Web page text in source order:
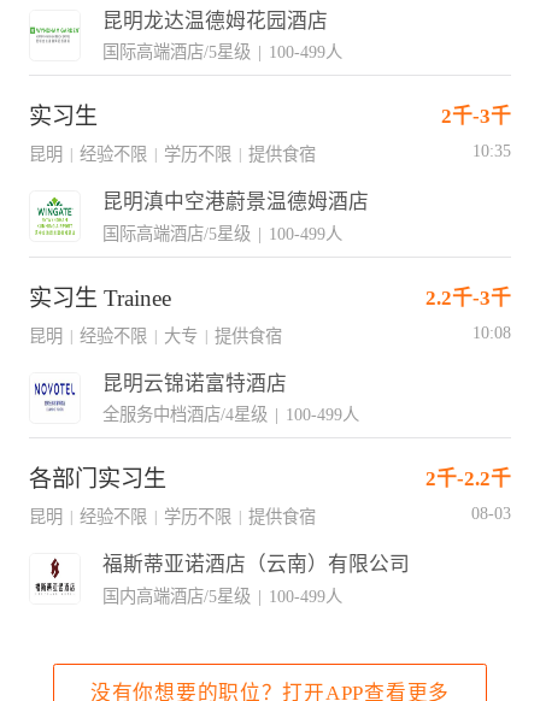
昆明龙达温德姆花园酒店
国际高端酒店/5星级 | 100-499人
实习生 2千-3千
昆明 经验不限 学历不限 提供食宿 10:35
昆明滇中空港蔚景温德姆酒店
国际高端酒店/5星级 | 100-499人
实习生 Trainee 2.2千-3千
昆明 | 经验不限 | 大专 | 提供食宿 10:08
昆明云锦诺富特酒店
全服务中档酒店/4星级 | 100-499人
各部门实习生 2千-2.2千
昆明 经验不限 学历不限 提供食宿 08-03
福斯蒂亚诺酒店（云南）有限公司
国内高端酒店/5星级 | 100-499人
没有你想要的职位？打开APP查看更多